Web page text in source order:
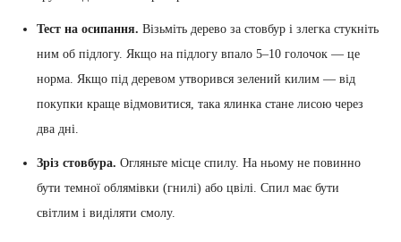
Тест на осипання. Візьміть дерево за стовбур і злегка стукніть
ним об підлогу. Якщо на підлогу впало 5–10 голочок — це
норма. Якщо під деревом утворився зелений килим — від
покупки краще відмовитися, така ялинка стане лисою через
два дні.
Зріз стовбура. Огляньте місце спилу. На ньому не повинно
бути темної облямівки (гнилі) або цвілі. Спил має бути
світлим і виділяти смолу.